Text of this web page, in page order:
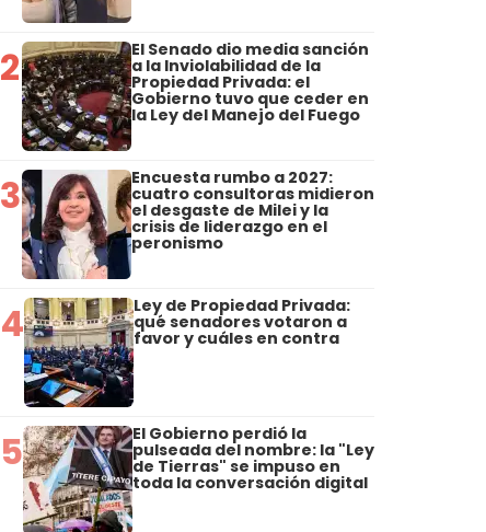
2 El Senado dio media sanción
a la Inviolabilidad de la
Propiedad Privada: el
Gobierno tuvo que ceder en
la Ley del Manejo del Fuego
3 Encuesta rumbo a 2027:
cuatro consultoras midieron
el desgaste de Milei y la
crisis de liderazgo en el
peronismo
4 Ley de Propiedad Privada:
qué senadores votaron a
favor y cuáles en contra
5 El Gobierno perdió la
pulseada del nombre: la "Ley
de Tierras" se impuso en
toda la conversación digital